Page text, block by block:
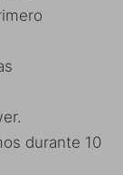
durante 10